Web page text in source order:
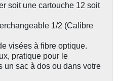
soit une cartouche 12 soit
1/2 (Calibre
visées à fibre optique.
pratique pour le
un sac à dos ou dans votre